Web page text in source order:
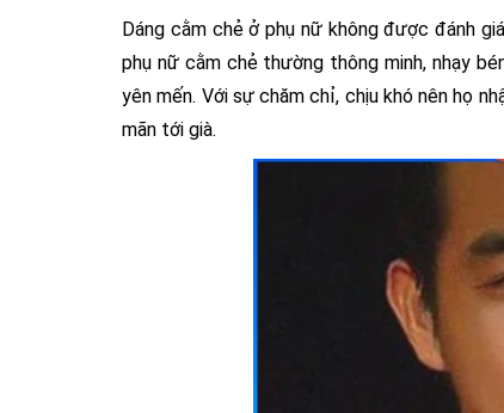
Dáng cằm chẻ ở phụ nữ không được đánh
phụ nữ cằm chẻ thường thông minh, nhạy
yên mến. Với sự chăm chỉ, chịu khó nên họ
mãn tới già.